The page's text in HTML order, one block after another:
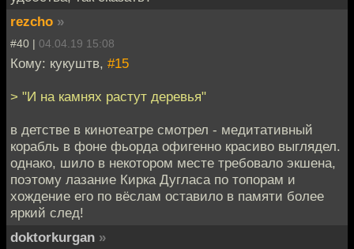
rezcho »
#40 | 04.04.19 15:08
Кому: кукуштв, #15
> "И на камнях растут деревья"
в детстве в кинотеатре смотрел - медитативный
корабль в фоне фьорда офигенно красиво выглядел.
однако, шило в некотором месте требовало экшена,
поэтому лазание Кирка Дугласа по топорам и
хождение его по вёслам оставило в памяти более
яркий след!
doktorkurgan »